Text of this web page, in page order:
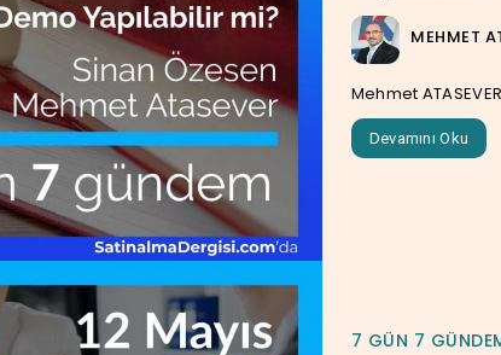
MEHMET
Mehmet
Devamını Oku
7 GÜN 7